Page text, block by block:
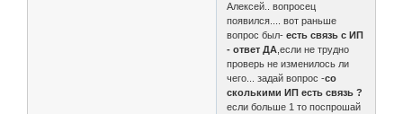
Алексей.. вопросец
появился.... вот раньше
вопрос был-есть связь с ИП
- ответ ДА ,если не трудно
проверь не изменилось ли
чего... задай вопрос -со
сколькими ИП есть связь ?
если больше 1 то поспрошай